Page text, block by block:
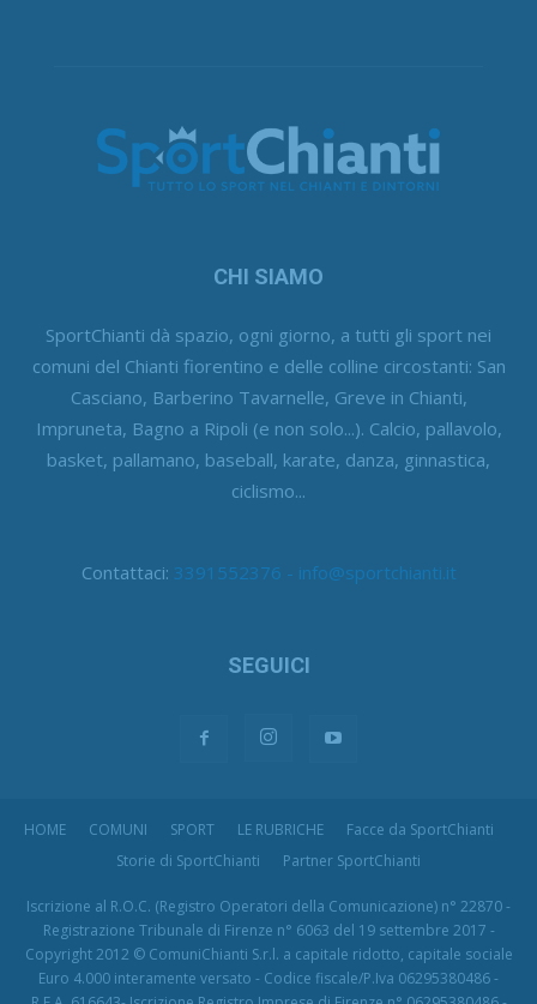
CHI SIAMO
SportChianti dà spazio, ogni giorno, a tutti gli sport nei
comuni del Chianti fiorentino e delle colline circostanti: San
Casciano, Barberino Tavarnelle, Greve in Chianti,
Impruneta, Bagno a Ripoli (e non solo...). Calcio, pallavolo,
basket, pallamano, baseball, karate, danza, ginnastica,
ciclismo...
Contattaci: 3391552376 - info@sportchianti.it
SEGUICI
HOME COMUNI SPORT LE RUBRICHE
Facce da SportChianti
Storie di SportChianti
Partner SportChianti
Iscrizione al R.O.C. (Registro Operatori della Comunicazione) n° 22870 -
Registrazione Tribunale di Firenze n° 6063 del 19 settembre 2017 -
Copyright 2012 © ComuniChianti S.r.l. a capitale ridotto, capitale sociale
Euro 4.000 interamente versato - Codice fiscale/P.Iva 06295380486 -